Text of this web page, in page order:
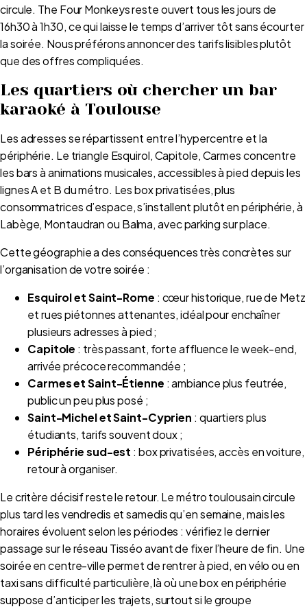
circule. The Four Monkeys reste ouvert tous les jours de
16h30 à 1h30, ce qui laisse le temps d’arriver tôt sans écourter
la soirée. Nous préférons annoncer des tarifs lisibles plutôt
que des offres compliquées.
Les quartiers où chercher un bar
karaoké à Toulouse
Les adresses se répartissent entre l’hypercentre et la
périphérie. Le triangle Esquirol, Capitole, Carmes concentre
les bars à animations musicales, accessibles à pied depuis les
lignes A et B du métro. Les box privatisées, plus
consommatrices d’espace, s’installent plutôt en périphérie, à
Labège, Montaudran ou Balma, avec parking sur place.
Cette géographie a des conséquences très concrètes sur
l’organisation de votre soirée :
Esquirol et Saint-Rome : cœur historique, rue de Metz
et rues piétonnes attenantes, idéal pour enchaîner
plusieurs adresses à pied ;
Capitole : très passant, forte affluence le week-end,
arrivée précoce recommandée ;
Carmes et Saint-Étienne : ambiance plus feutrée,
public un peu plus posé ;
Saint-Michel et Saint-Cyprien : quartiers plus
étudiants, tarifs souvent doux ;
Périphérie sud-est : box privatisées, accès en voiture,
retour à organiser.
Le critère décisif reste le retour. Le métro toulousain circule
plus tard les vendredis et samedis qu’en semaine, mais les
horaires évoluent selon les périodes : vérifiez le dernier
passage sur le réseau Tisséo avant de fixer l’heure de fin. Une
soirée en centre-ville permet de rentrer à pied, en vélo ou en
taxi sans difficulté particulière, là où une box en périphérie
suppose d’anticiper les trajets, surtout si le groupe